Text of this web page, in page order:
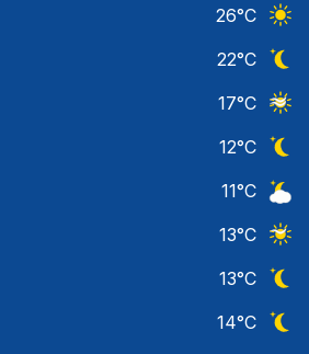
26°C
22°C
17°C
12°C
11°C
13°C
13°C
14°C